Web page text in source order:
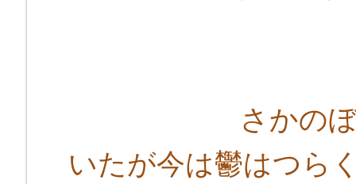
さかのぼり８
いたが今は鬱はつら